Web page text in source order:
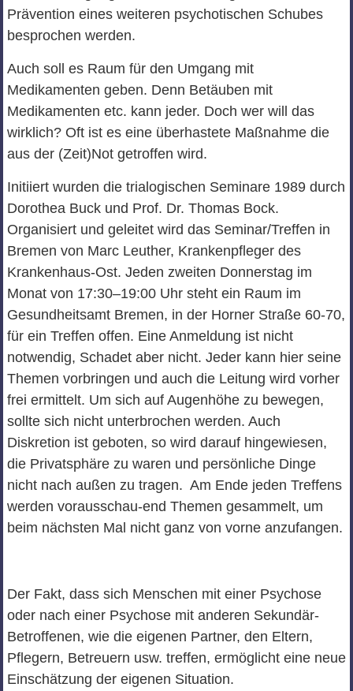
Prävention eines weiteren psychotischen Schubes
besprochen werden.
Auch soll es Raum für den Umgang mit
Medikamenten geben. Denn Betäuben mit
Medikamenten etc. kann jeder. Doch wer will das
wirklich? Oft ist es eine überhastete Maßnahme die
aus der (Zeit)Not getroffen wird.
Initiiert wurden die trialogischen Seminare 1989 durch
Dorothea Buck und Prof. Dr. Thomas Bock.
Organisiert und geleitet wird das Seminar/Treffen in
Bremen von Marc Leuther, Krankenpfleger des
Krankenhaus-Ost. Jeden zweiten Donnerstag im
Monat von 17:30–19:00 Uhr steht ein Raum im
Gesundheitsamt Bremen, in der Horner Straße 60-70,
für ein Treffen offen. Eine Anmeldung ist nicht
notwendig, Schadet aber nicht. Jeder kann hier seine
Themen vorbringen und auch die Leitung wird vorher
frei ermittelt. Um sich auf Augenhöhe zu bewegen,
sollte sich nicht unterbrochen werden. Auch
Diskretion ist geboten, so wird darauf hingewiesen,
die Privatsphäre zu waren und persönliche Dinge
nicht nach außen zu tragen. Am Ende jeden Treffens
werden vorausschau-end Themen gesammelt, um
beim nächsten Mal nicht ganz von vorne anzufangen.
Der Fakt, dass sich Menschen mit einer Psychose
oder nach einer Psychose mit anderen Sekundär-
Betroffenen, wie die eigenen Partner, den Eltern,
Pflegern, Betreuern usw. treffen, ermöglicht eine neue
Einschätzung der eigenen Situation.